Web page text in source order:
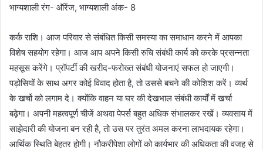
भाग्यशाली रंग- ऑरेंज, भाग्यशाली अंक- 8
कर्क राशि। आज परिवार से संबंधित किसी समस्या का समाधान करने में आपका
विशेष सहयोग रहेगा। आज आप अपने किसी रुचि संबंधी कार्य को करके प्रसन्नता
महसूस करेंगे। प्रॉपर्टी की खरीद-फरोख्त संबंधी योजनाएं सफल हो जाएगी।
पड़ोसियों के साथ अगर कोई विवाद होता है, तो उससे बचने की कोशिश करें। व्यर्थ
के खर्चो को लगाम दे। क्योंकि वाहन या घर की देखभाल संबंधी कार्यों में खर्चा
बढ़ेगा। अपनी महत्वपूर्ण चीजें अथवा पेपर्स बहुत अधिक संभालकर रखें। व्यवसाय में
साझेदारी की योजना बन रही है, तो उस पर तुरंत अमल करना लाभदायक रहेगा।
आर्थिक स्थिति बेहतर होगी। नौकरीपेशा लोगों को कार्यभार की अधिकता की वजह से